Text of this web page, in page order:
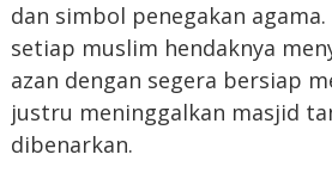
dan simbol penegakan
setiap muslim hendaknya
azan dengan segera bersiap
justru meninggalkan masjid
dibenarkan.